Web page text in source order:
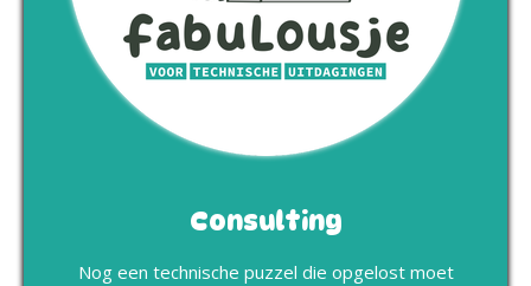
Consulting
Nog een technische puzzel die opgelost moet